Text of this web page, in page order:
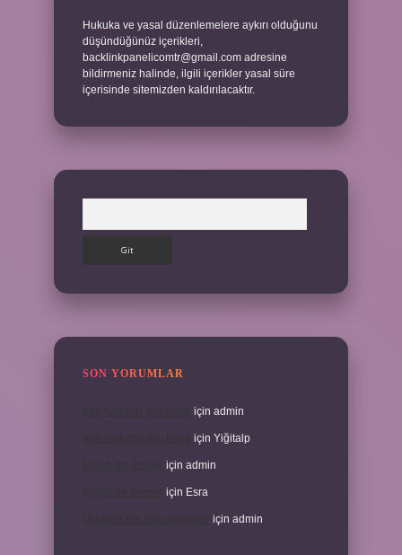
Hukuka ve yasal düzenlemelere aykırı olduğunu
düşündüğünüz içerikleri,
backlinkpanelicomtr@gmail.com adresine
bildirmeniz halinde, ilgili içerikler yasal süre
içerisinde sitemizden kaldırılacaktır.
SON YORUMLAR
için admin
için Yiğitalp
Erbah ne demek için admin
Erbah ne demek için Esra
için admin